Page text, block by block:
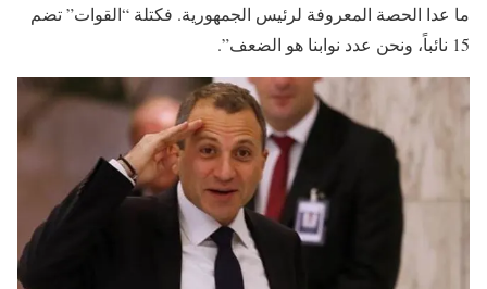
ما عدا الحصة المعروفة لرئيس الجمهورية. فكتلة “القوات” تضم
15 نائباً، ونحن عدد نوابنا هو الضعف”.